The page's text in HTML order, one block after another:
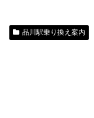
品川駅乗り換え案内